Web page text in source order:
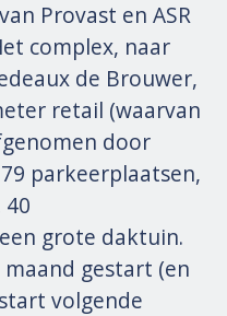
Provast en ASR
complex, naar
de Brouwer,
retail (waarvan
door
parkeerplaatsen,
grote daktuin.
gestart (en
volgende